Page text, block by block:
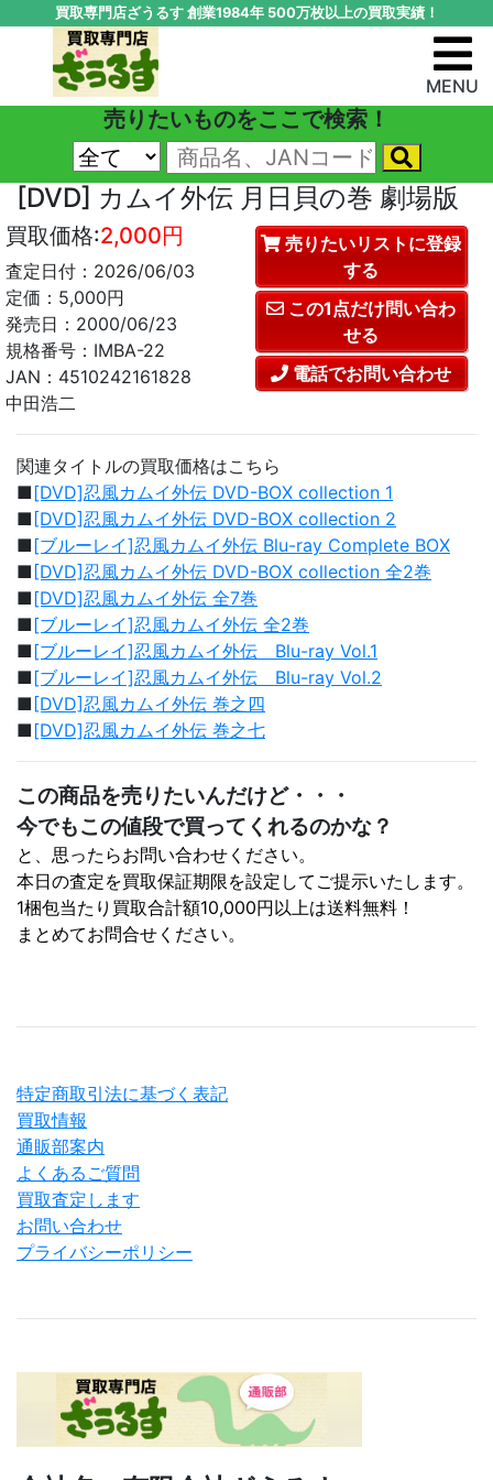
買取専門店ざうるす 創業1984年 500万枚以上の買取実績！
MENU
売りたいものをここで検索！
[DVD] カムイ外伝 月日貝の巻 劇場版
買取価格:2,000円
査定日付：2026/06/03
定価：5,000円
発売日：2000/06/23
規格番号：IMBA-22
JAN：4510242161828
中田浩二
売りたいリストに登録
する
この1点だけ問い合わ
せる
電話でお問い合わせ
関連タイトルの買取価格はこちら
■[DVD]忍風カムイ外伝 DVD-BOX collection 1
■ [DVD]忍風カムイ外伝 DVD-BOX collection 2
■[ブルーレイ]忍風カムイ外伝 Blu-ray Complete BOX
■ [DVD]忍風カムイ外伝 DVD-BOX collection 全2巻
■[DVD]忍風カムイ外伝 全7巻
■[ブルーレイ]忍風カムイ外伝 全2巻
■[ブルーレイ]忍風カムイ外伝 Blu-ray Vol.1
■[ブルーレイ]忍風カムイ外伝 Blu-ray Vol.2
■ [DVD]忍風カムイ外伝 巻之四
■[DVD]忍風カムイ外伝 巻之七
この商品を売りたいんだけど・・・
今でもこの値段で買ってくれるのかな？
と、思ったらお問い合わせください。
本日の査定を買取保証期限を設定してご提示いたします。
1梱包当たり買取合計額10,000円以上は送料無料！
まとめてお問合せください。
特定商取引法に基づく表記
買取情報
通販部案内
よくあるご質問
買取査定します
お問い合わせ
プライバシーポリシー